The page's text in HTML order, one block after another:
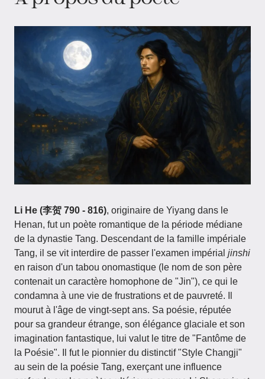
Li He (李贺 790 - 816), originaire de Yiyang dans le
Henan, fut un poète romantique de la période médiane
de la dynastie Tang. Descendant de la famille impériale
Tang, il se vit interdire de passer l'examen impérial jinshi
en raison d'un tabou onomastique (le nom de son père
contenait un caractère homophone de "Jin"), ce qui le
condamna à une vie de frustrations et de pauvreté. Il
mourut à l'âge de vingt-sept ans. Sa poésie, réputée
pour sa grandeur étrange, son élégance glaciale et son
imagination fantastique, lui valut le titre de "Fantôme de
la Poésie". Il fut le pionnier du distinctif "Style Changji"
au sein de la poésie Tang, exerçant une influence